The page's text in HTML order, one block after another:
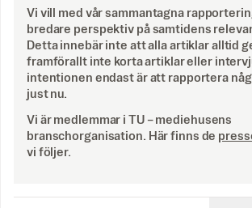
Vi vill med vår sammantagna
bredare perspektiv på samtidens
Detta innebär inte att alla artiklar alltid
framförallt inte korta artiklar eller
intentionen endast är att rapportera
just nu.
Vi är medlemmar i TU – mediehusens
branschorganisation. Här finns de
vi följer.